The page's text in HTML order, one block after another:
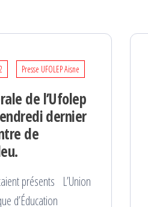
Presse UFOLEP Aisne
de l’Ufolep
dernier
de
présents L’Union
d’Éducation